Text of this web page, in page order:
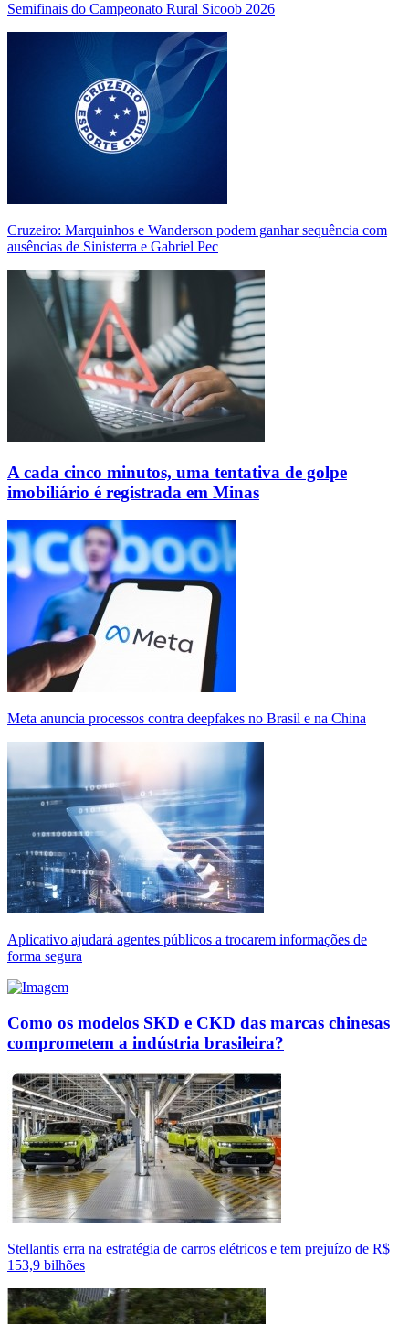
Semifinais do Campeonato Rural Sicoob 2026
Cruzeiro: Marquinhos e Wanderson podem ganhar sequência com
ausências de Sinisterra e Gabriel Pec
A cada cinco minutos, uma tentativa de golpe
imobiliário é registrada em Minas
Meta anuncia processos contra deepfakes no Brasil e na China
Aplicativo ajudará agentes públicos a trocarem informações de
forma segura
Como os modelos SKD e CKD das marcas chinesas
comprometem a indústria brasileira?
Stellantis erra na estratégia de carros elétricos e tem prejuízo de R$
153,9 bilhões